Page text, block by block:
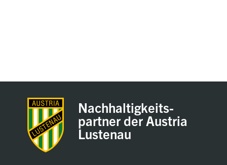
Nachhaltigkeits-
partner der Austria
Lustenau